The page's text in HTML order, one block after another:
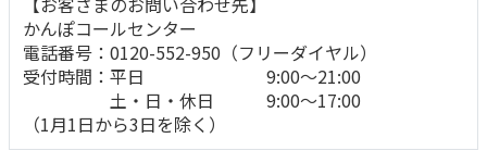
ご契約内容の確認
お客さまに関する情報等の確認の取り組み
保険かんたん診断
これからのライフイベントでかかる費用とは？
健康情報
日本郵政グループとしての取り組み
採用情報
CM・オウンドメディア／ソーシャルメディア
English
かんぽコールセンター
電話番号：0120-552-950（フリーダイヤル）
受付時間：平日 9:00～21:00
土・日・休日 9:00～17:00
（1月1日から3日を除く）